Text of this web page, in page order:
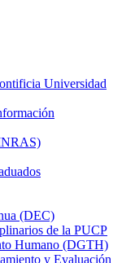
Universidad
(DEC)
de la PUCP
Humano (DGTH)
y Evaluación